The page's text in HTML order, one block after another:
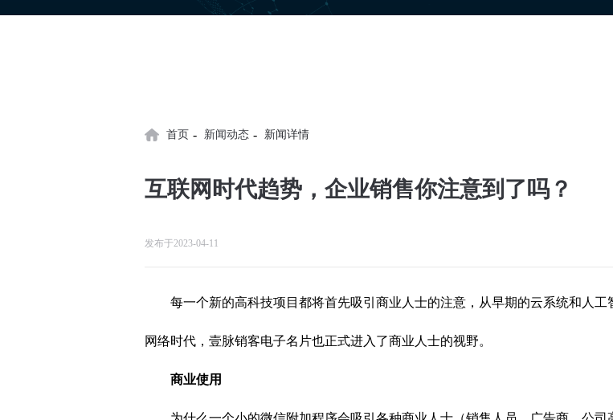
首页 - 新闻动态 - 新闻详情
互联网时代趋势，企业销售你注意到了吗？
发布于2023-04-11
每一个新的高科技项目都将首先吸引商业人士的注意，从早期的云系统和人
网络时代，壹脉销客电子名片也正式进入了商业人士的视野。
商业使用